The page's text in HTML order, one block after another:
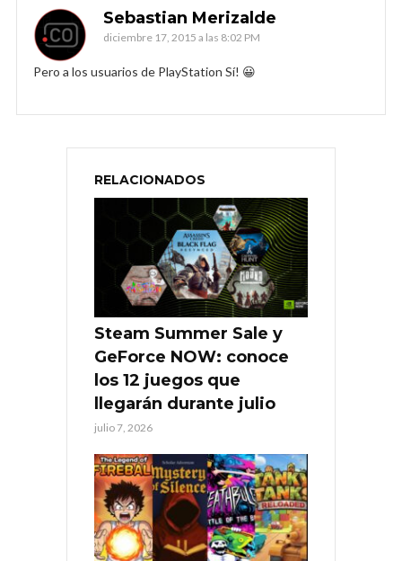
Sebastian Merizalde
diciembre 17, 2015 a las 8:02 PM
Pero a los usuarios de PlayStation Sí! 😀
RELACIONADOS
Steam Summer Sale y
GeForce NOW: conoce
los 12 juegos que
llegarán durante julio
julio 7, 2026